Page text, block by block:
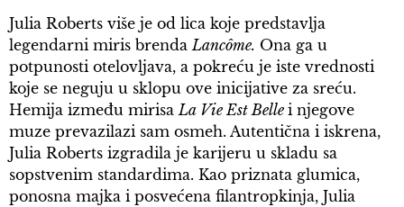
Julia Roberts više je od lica koje predstavlja
legendarni miris brenda Lancôme. Ona ga u
potpunosti otelovljava, a pokreću je iste vrednosti
koje se neguju u sklopu ove inicijative za sreću.
Hemija između mirisa La Vie Est Belle i njegove
muze prevazilazi sam osmeh. Autentična i iskrena,
Julia Roberts izgradila je karijeru u skladu sa
sopstvenim standardima. Kao priznata glumica,
ponosna majka i posvećena filantropkinja, Julia